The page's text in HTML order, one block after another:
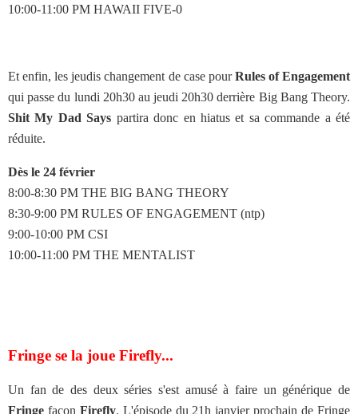
10:00-11:00 PM HAWAII FIVE-0
Et enfin, les jeudis changement de case pourRules of Engagement
qui passe du lundi 20h30 au jeudi 20h30 derrière Big Bang Theory.
Shit My Dad Says partira donc en hiatus et sa commande a été
réduite.
Dès le 24 février
8:00-8:30 PM THE BIG BANG THEORY
8:30-9:00 PM RULES OF ENGAGEMENT (ntp)
9:00-10:00 PM CSI
10:00-11:00 PM THE MENTALIST
Fringe se la joue Firefly...
Un fan de des deux séries s'est amusé à faire un générique de
Fringe façon Firefly. L'épisode du 21h janvier prochain de Fringe